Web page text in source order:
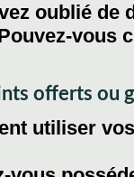
oublié de
vous
offerts ou
utiliser